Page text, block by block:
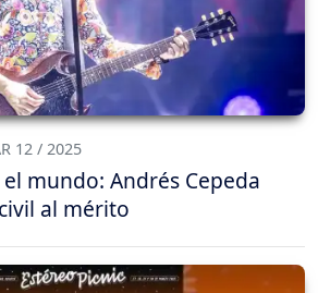
12 / 2025
mundo: Andrés Cepeda
al mérito